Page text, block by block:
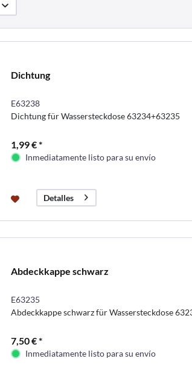
Dichtung
E63238
Dichtung für Wassersteckdose 63234+63235
1,99 € *
Inmediatamente listo para su envío
Detalles
Abdeckkappe schwarz
E63235
Abdeckkappe schwarz für Wassersteckdose
7,50 € *
Inmediatamente listo para su envío